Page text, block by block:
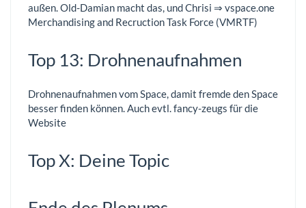
außen. Old-Damian macht das, und Chrisi ⇒ vspace.one
Merchandising and Recruction Task Force (VMRTF)
Top 13: Drohnenaufnahmen
Drohnenaufnahmen vom Space, damit fremde den Space
besser finden können. Auch evtl. fancy-zeugs für die
Website
Top X: Deine Topic